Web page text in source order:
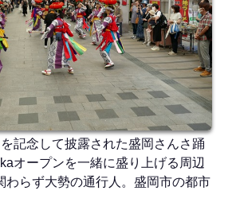
記念して披露された盛岡さんさ踊
オープンを一緒に盛り上げる周辺
わらず大勢の通行人。盛岡市の都市